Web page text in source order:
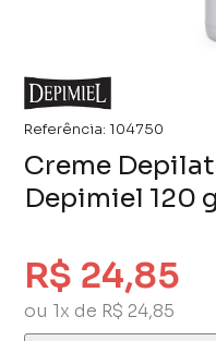
Referência: 104750
Creme
Depimiel 120
R$ 24,85
ou 1x de R$ 24,85